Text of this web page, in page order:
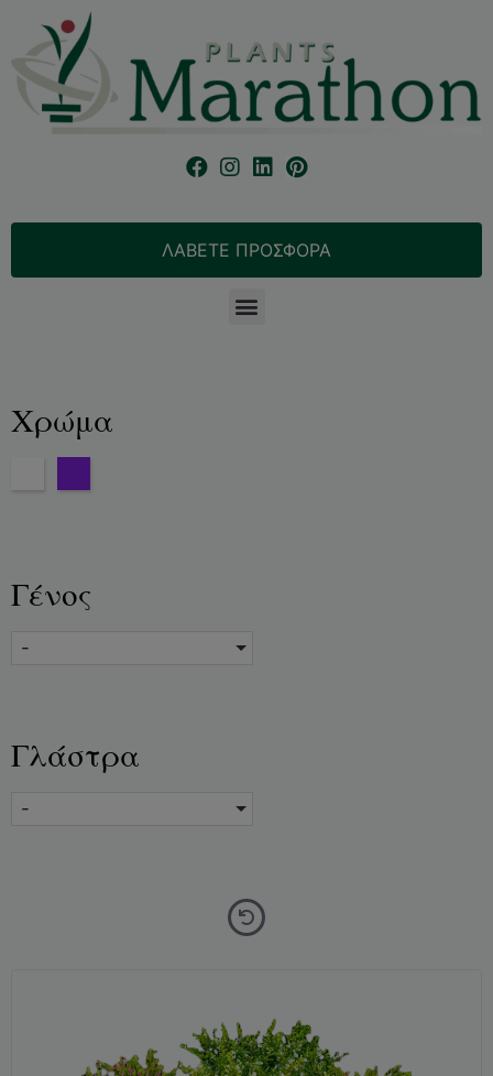
ΛΑΒΕΤΕ ΠΡΟΣΦΟΡΑ
Χρώμα
Γένος
-
Γλάστρα
-